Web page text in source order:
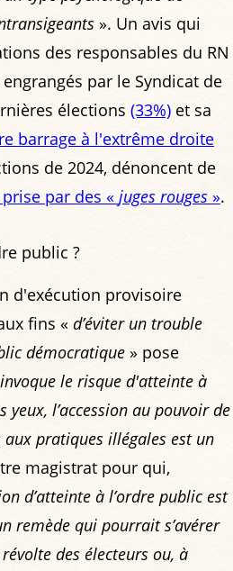
». Un avis qui
des responsables du RN
par le Syndicat de
élections (33%) et sa
barrage à l'extrême droite
de 2024, dénoncent de
par des « juges rouges ».
public ?
d'exécution provisoire
fins « d’éviter un trouble
démocratique » pose
le risque d'atteinte à
yeux, l’accession au pouvoir de
pratiques illégales est un
magistrat pour qui,
d’atteinte à l’ordre public est
remède qui pourrait s’avérer
des électeurs ou, à